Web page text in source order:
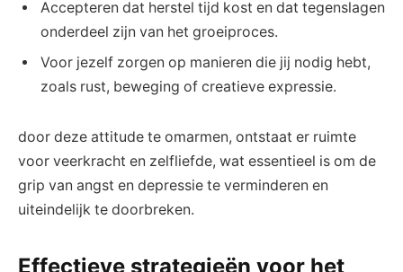
Accepteren dat herstel tijd kost en dat tegenslagen
onderdeel zijn van het groeiproces.
Voor jezelf zorgen op manieren die jij nodig hebt,
zoals rust, beweging of creatieve expressie.
door deze attitude te omarmen, ontstaat er ruimte
voor veerkracht en zelfliefde, wat essentieel is om de
grip van angst en depressie te verminderen en
uiteindelijk te doorbreken.
Effectieve strategieën voor het